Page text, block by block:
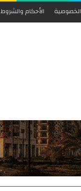
الخصوصية الأحكام والشروط